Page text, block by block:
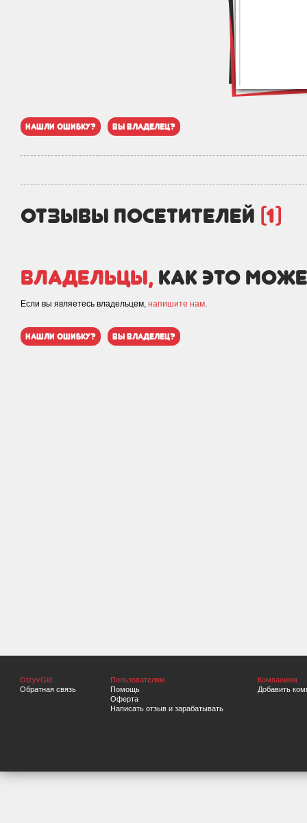
нашли ошибку? вы владелец?
отзывы посетителей (1)
Владельцы, как это
Если вы являетесь владельцем, напишите нам.
нашли ошибку? вы владелец?
OtzyvGid
Обратная связь
Пользователям
Помощь
Оферта
Написать отзыв и зарабатывать
Компаниям
Добавить